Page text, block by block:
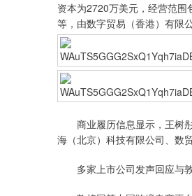
资本为2720万美元，经营范
等，由数字贸易（香港）有限
商业履历信息显示，王树彤
海（北京）科技有限公司、数
多家上市公司发声回应与